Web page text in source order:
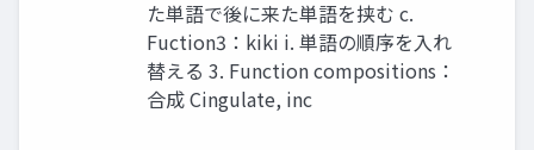
た単語で後に来た単語を挟む c.
Fuction3：kiki i. 単語の順序を入れ
替える 3. Function compositions：
合成 Cingulate, inc